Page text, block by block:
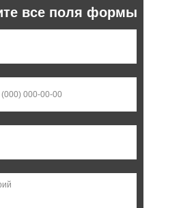
все поля формы